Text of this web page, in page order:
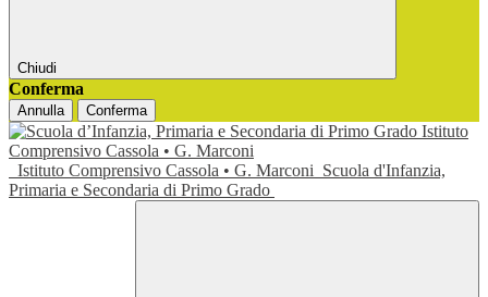
Chiudi
Conferma
Annulla Conferma
Istituto Comprensivo Cassola • G. Marconi Scuola d'Infanzia,
Primaria e Secondaria di Primo Grado